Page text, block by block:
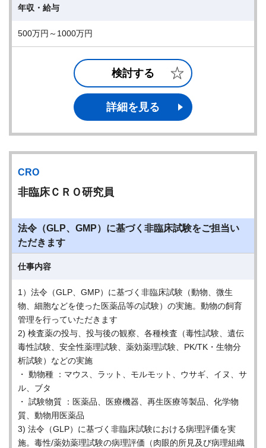
年収・給与
500万円～1000万円
検討する
詳細を見る
CRO
非臨床ＣＲＯ研究員
法令（GLP、GMP）に基づく非臨床試験をご担当い
ただきます
仕事内容
1）法令（GLP、GMP）に基づく非臨床試験（動物、微生
物、細胞などを使った医薬品等の試験）の実施。動物の飼育
管理を行っていただきます
2) 検査薬の投与、投与後の観察、各種検査（毒性試験、遺伝
毒性試験、安全性薬理試験、薬効薬理試験、PK/TK・生物分
析試験）などの実施
・ 動物種 ：マウス、ラット、モルモット、ウサギ、イヌ、サ
ル、ブタ
・ 試験物質 ：医薬品、医療機器、再生医療等製品、化学物
質、動物用医薬品
3) 法令（GLP）に基づく非臨床試験における病理評価を実
施。毒性/薬効薬理試験の病理評価（肉眼的所見及び病理組織